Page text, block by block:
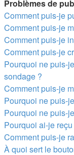
Problèmes de
Comment puis-je
Comment puis-je
Comment puis-je
Comment puis-je
Pourquoi ne puis-
sondage ?
Comment puis-je
Pourquoi ne puis-
Pourquoi ne puis-
Pourquoi ai-je
Comment puis-je
À quoi sert le